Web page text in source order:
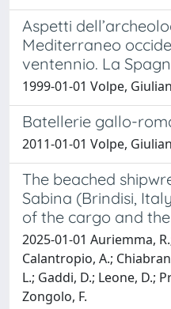
Aspetti
Mediterraneo
ventennio. La
1999-01-01 Volpe,
Batellerie gallo-
2011-01-01 Volpe,
The beached
Sabina (Brindisi,
of the cargo and
2025-01-01 Auriemma,
Calantropio, A.;
L.; Gaddi, D.; Leone, D.;
Zongolo, F.